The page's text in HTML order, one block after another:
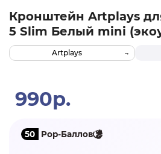
Кронштейн Artplays
5 Slim Белый mini
Artplays
990р.
50 Pop-Баллов